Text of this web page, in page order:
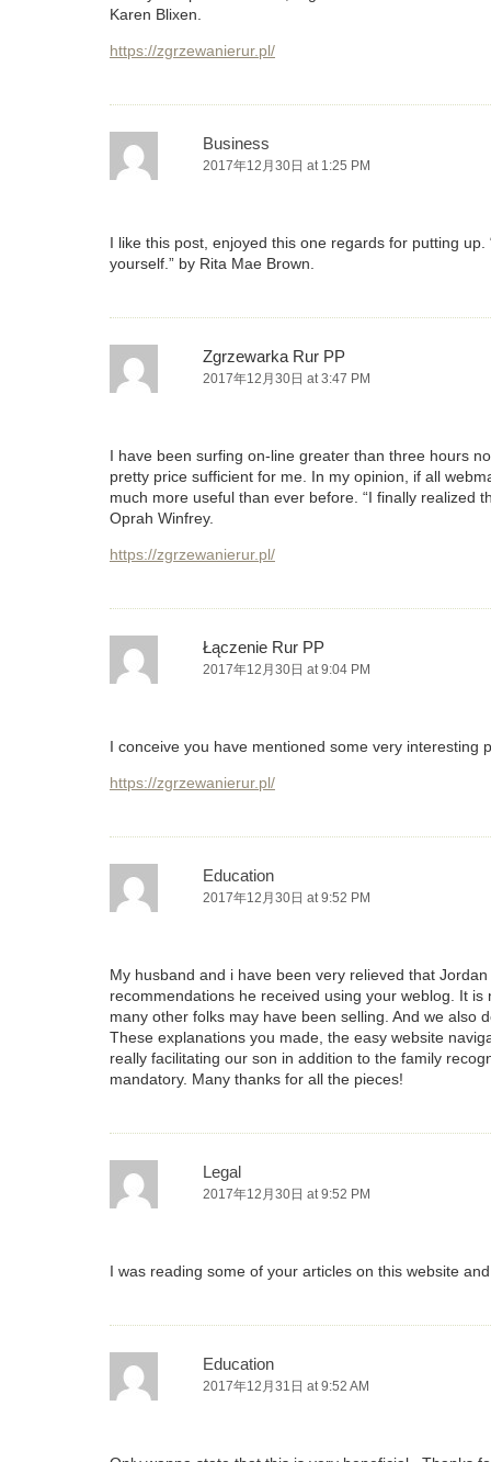
Karen Blixen.
https://zgrzewanierur.pl/
Business
2017年12月30日 at 1:25 PM
I like this post, enjoyed this one regards for putting
yourself.” by Rita Mae Brown.
Zgrzewarka Rur PP
2017年12月30日 at 3:47 PM
I have been surfing on-line greater than three hours
pretty price sufficient for me. In my opinion, if all
much more useful than ever before. “I finally realized
Oprah Winfrey.
https://zgrzewanierur.pl/
Łączenie Rur PP
2017年12月30日 at 9:04 PM
I conceive you have mentioned some very interesting
https://zgrzewanierur.pl/
Education
2017年12月30日 at 9:52 PM
My husband and i have been very relieved that
recommendations he received using your weblog. It
many other folks may have been selling. And we also
These explanations you made, the easy website
really facilitating our son in addition to the family
mandatory. Many thanks for all the pieces!
Legal
2017年12月30日 at 9:52 PM
I was reading some of your articles on this website
Education
2017年12月31日 at 9:52 AM